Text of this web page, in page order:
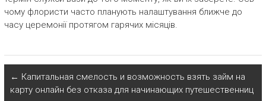
чому флористи часто планують налаштування ближче до
часу церемонії протягом гарячих місяців.
← Капитальная смелость и возможность взять займ на
карту онлайн без отказа для начинающих путешественниц